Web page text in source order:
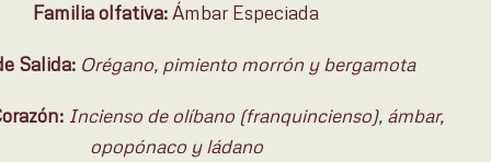
Familia olfativa:Ámbar Especiada
Salida:Orégano, pimiento morrón y bergamota
Incienso de olíbano (franquincienso), ámbar,
opopónaco y ládano